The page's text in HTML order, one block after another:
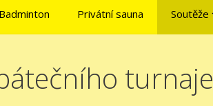
Badminton Privátní sauna Soutěže
turnaje